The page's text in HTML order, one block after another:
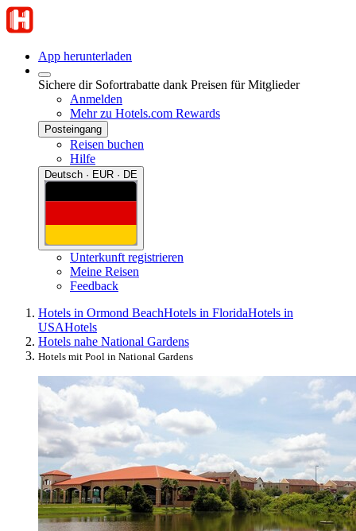
App herunterladen
Sichere dir Sofortrabatte dank Preisen für Mitglieder
Anmelden
Mehr zu Hotels.com Rewards
Posteingang
Reisen buchen
Hilfe
Deutsch · EUR · DE
Unterkunft registrieren
Meine Reisen
Feedback
Hotels in Ormond BeachHotels in FloridaHotels in
USAHotels
Hotels nahe National Gardens
Hotels mit Pool in National Gardens